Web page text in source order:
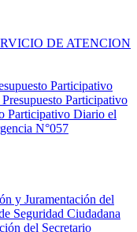
DE ATENCION
Participativo
Participativo
Participativo Diario el
N°057
y Juramentación del
Seguridad Ciudadana
del Secretario